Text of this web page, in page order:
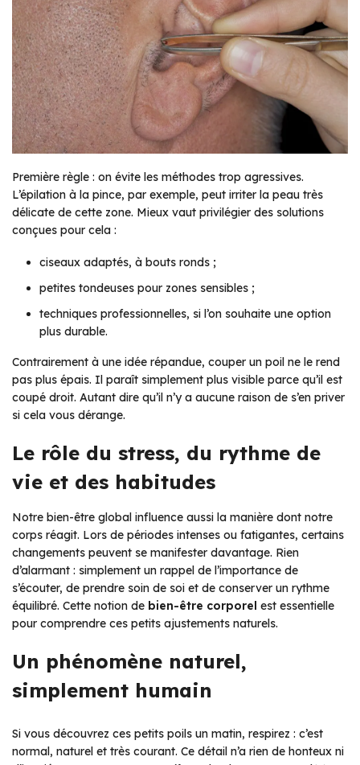
Première règle : on évite les méthodes trop agressives.
L’épilation à la pince, par exemple, peut irriter la peau très
délicate de cette zone. Mieux vaut privilégier des solutions
conçues pour cela :
ciseaux adaptés, à bouts ronds ;
petites tondeuses pour zones sensibles ;
techniques professionnelles, si l’on souhaite une option
plus durable.
Contrairement à une idée répandue, couper un poil ne le rend
pas plus épais. Il paraît simplement plus visible parce qu’il est
coupé droit. Autant dire qu’il n’y a aucune raison de s’en priver
si cela vous dérange.
Le rôle du stress, du rythme de
vie et des habitudes
Notre bien-être global influence aussi la manière dont notre
corps réagit. Lors de périodes intenses ou fatigantes, certains
changements peuvent se manifester davantage. Rien
d’alarmant : simplement un rappel de l’importance de
s’écouter, de prendre soin de soi et de conserver un rythme
équilibré. Cette notion de bien-être corporel est essentielle
pour comprendre ces petits ajustements naturels.
Un phénomène naturel,
simplement humain
Si vous découvrez ces petits poils un matin, respirez : c’est
normal, naturel et très courant. Ce détail n’a rien de honteux ni